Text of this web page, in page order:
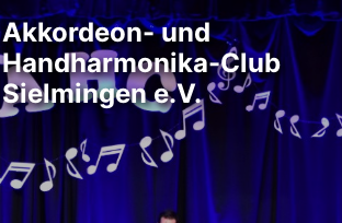
Akkordeon- und
Handharmonika-Club
Sielmingen e.V.